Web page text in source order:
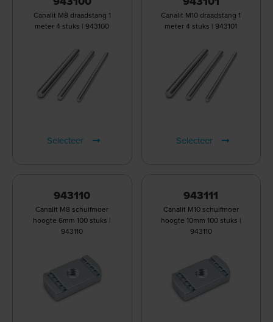
Canalit M8 draadstang 1
meter 4 stuks | 943100
Selecteer
Canalit M10 draadstang 1
meter 4 stuks | 943101
Selecteer
943110
Canalit M8 schuifmoer
hoogte 6mm 100 stuks |
943110
943111
Canalit M10 schuifmoer
hoogte 10mm 100 stuks |
943110